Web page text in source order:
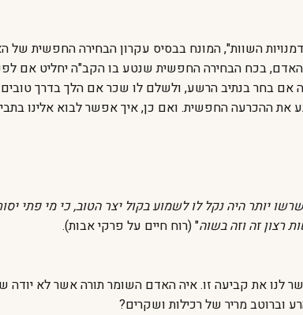
השוות", המונח בבסיס עקרון הבחירה החפשית של
האדם, בכח הבחירה החפשית שנטע בו הקב"ה יחליט אם
אם בחר בנתיב הרשע, ולשלם לו שכר אם הלך בדרך
את ההכרעה החפשית. ואם כן, איך אפשר לבוא אלינו
יותר היה נקל לו לשמוע בקול יצר הטוב, כי מי פתי
רצון זה וזה בשוה" (רוח חיים על פרקי אבות).
את קביעה זו. איה האדם השומר תורה אשר לא יודה
וברוטב מריר של רכילות ושקרים?